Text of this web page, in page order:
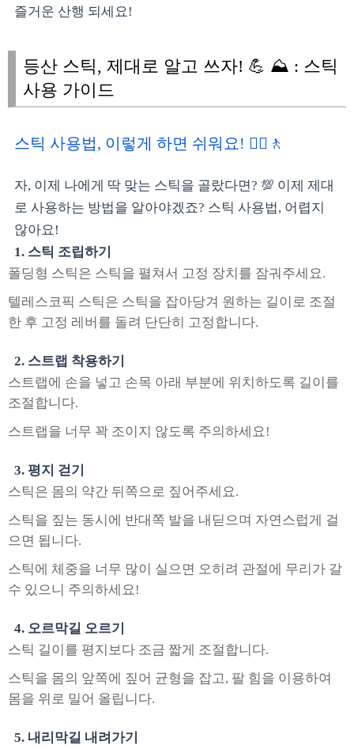
즐거운 산행 되세요!
등산 스틱, 제대로 알고 쓰자! 💪 ⛰️ : 스틱
사용 가이드
스틱 사용법, 이렇게 하면 쉬워요! 🚶‍♀️🚶
자, 이제 나에게 딱 맞는 스틱을 골랐다면? 💯 이제 제대
로 사용하는 방법을 알아야겠죠? 스틱 사용법, 어렵지
않아요!
1. 스틱 조립하기
폴딩형 스틱은 스틱을 펼쳐서 고정 장치를 잠궈주세요.
텔레스코픽 스틱은 스틱을 잡아당겨 원하는 길이로 조절
한 후 고정 레버를 돌려 단단히 고정합니다.
2. 스트랩 착용하기
스트랩에 손을 넣고 손목 아래 부분에 위치하도록 길이를
조절합니다.
스트랩을 너무 꽉 조이지 않도록 주의하세요!
3. 평지 걷기
스틱은 몸의 약간 뒤쪽으로 짚어주세요.
스틱을 짚는 동시에 반대쪽 발을 내딛으며 자연스럽게 걸
으면 됩니다.
스틱에 체중을 너무 많이 실으면 오히려 관절에 무리가 갈
수 있으니 주의하세요!
4. 오르막길 오르기
스틱 길이를 평지보다 조금 짧게 조절합니다.
스틱을 몸의 앞쪽에 짚어 균형을 잡고, 팔 힘을 이용하여
몸을 위로 밀어 올립니다.
5. 내리막길 내려가기